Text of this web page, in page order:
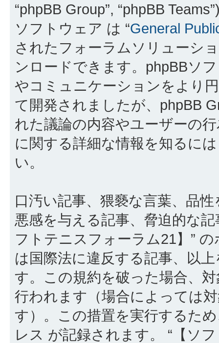
“phpBB Group”, “phpBB
ソフトウェア は “General
されたフォーラムソリューシ
ンロードできます。phpBBソ
やコミュニケーションをより
て開発されましたが、phpBB
れた議論の内容やユーザーの
に関する詳細な情報を知るに
い。
口汚い記事、猥褻な言葉、品
悪感を与える記事、脅迫的な
フトテニスフォーラム21】”
は国際法に違反する記事、以
す。この規約を破った場合、
行われます（場合によっては
す）。この措置を実行するた
レス が記録されます。 “【ソ